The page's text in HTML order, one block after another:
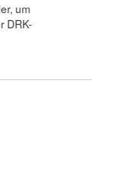
um
DRK-